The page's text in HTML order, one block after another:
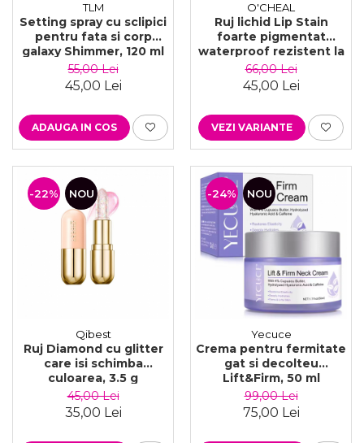
TLM
Setting spray cu sclipici
pentru fata si corp
galaxy Shimmer, 120 ml
55,00 Lei
45,00 Lei
ADAUGA IN COS
O'CHEAL
Ruj lichid Lip Stain
foarte pigmentat
waterproof rezistent la
transfer 24H, 3g
66,00 Lei
45,00 Lei
VEZI VARIANTE
-22% NOU
Qibest
Ruj Diamond cu glitter
care isi schimba
culoarea, 3.5 g
45,00 Lei
35,00 Lei
-24% NOU
Yecuce
Crema pentru fermitate
gat si decolteu
Lift&Firm, 50 ml
99,00 Lei
75,00 Lei